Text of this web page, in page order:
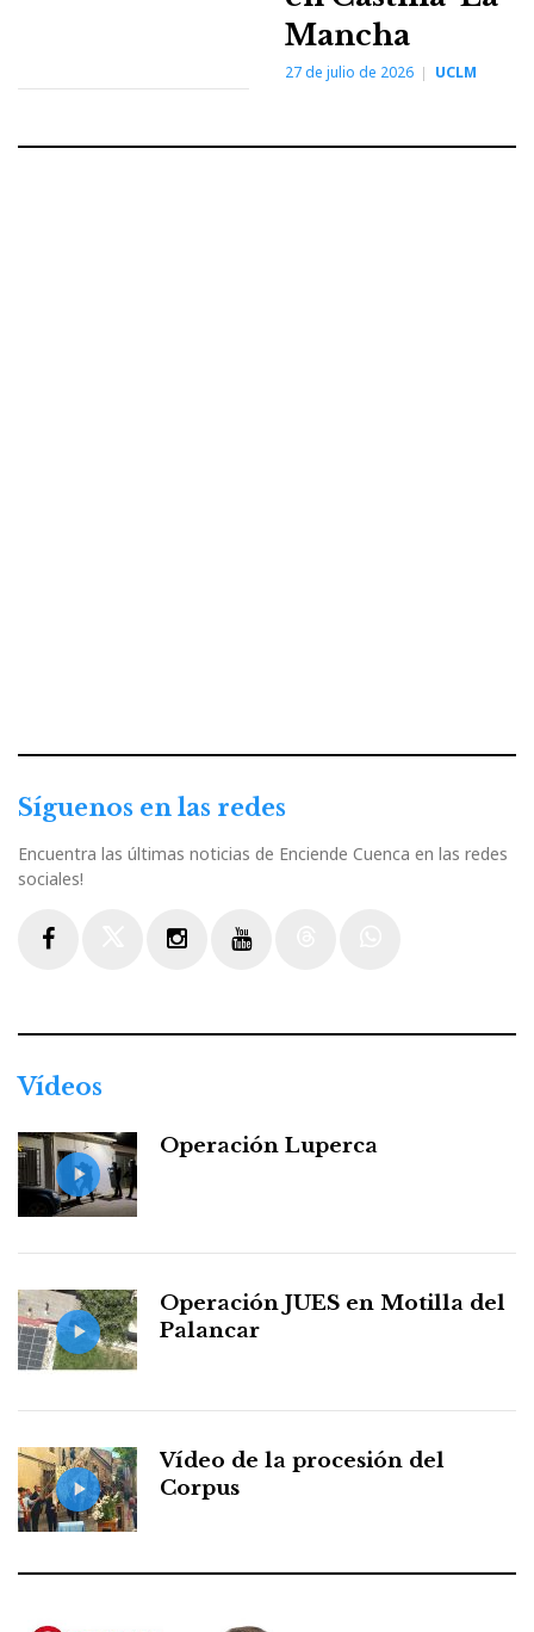
Mancha
27 de julio de 2026 UCLM
Síguenos en las redes
Encuentra las últimas noticias de Enciende Cuenca en las redes
sociales!
Vídeos
Operación Luperca
Operación JUES en Motilla del
Palancar
Vídeo de la procesión del
Corpus